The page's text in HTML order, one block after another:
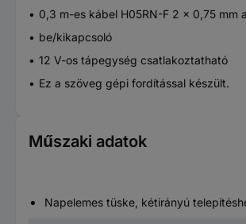
0,3 m-es kábel H05RN-F 2 x 0,75 mm
be/kikapcsoló
12 V-os tápegység csatlakoztatható
Ez a szöveg gépi fordítással készült.
Műszaki adatok
Napelemes tüske, kétirányú